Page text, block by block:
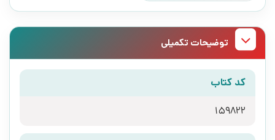
توضیحات تکمیلی
کد کتاب
159822